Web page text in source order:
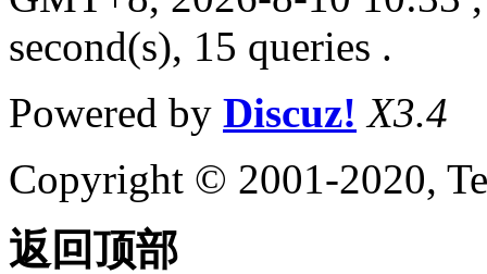
second(s), 15 queries .
Powered by Discuz! X3.4
Copyright © 2001-2020,
返回顶部